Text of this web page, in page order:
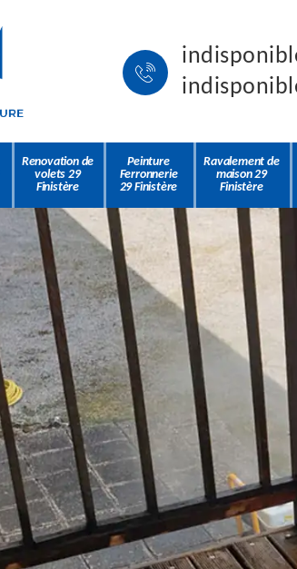
Renovation de
volets 29
Finistère
Peinture
Ferronnerie
29 Finistère
Ravalement de
maison 29
Finistère